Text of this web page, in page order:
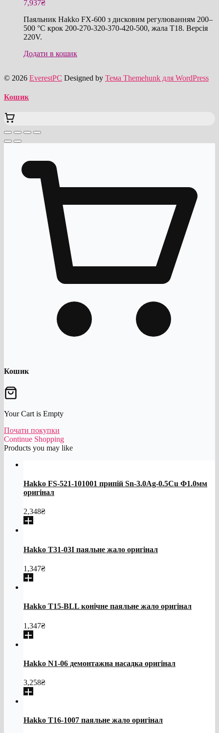
7,937₴
Паяльник Hakko FX-600 з дисковим регулюванням 200–
500 °C крок 200-270-320-370-420-500, жала T18. Версія
220V.
Додати в кошик
© 2026 EverestPC Designed by Тема Themehunk для WordPress
Кошик
Кошик
Your Cart is Empty
Почати покупки
Continue Shopping
Products you may like
Hakko FS-521-101001 припій Sn-3.0Ag-0.5Cu Φ1.0мм
оригінал
2,348₴
Hakko T31-03I паяльне жало оригінал
1,347₴
Hakko T15-BLL конічне паяльне жало оригінал
1,347₴
Hakko N1-06 демонтажна насадка оригінал
3,258₴
Hakko T16-1007 паяльне жало оригінал